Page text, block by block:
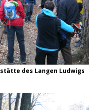
des Langen Ludwigs